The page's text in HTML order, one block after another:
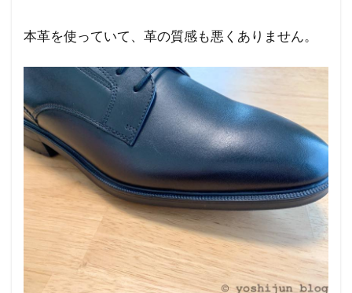
本革を使っていて、革の質感も悪くありません。